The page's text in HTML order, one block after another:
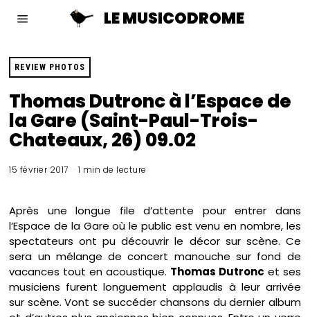
LE MUSICODROME
REVIEW PHOTOS
Thomas Dutronc à l’Espace de
la Gare (Saint-Paul-Trois-
Chateaux, 26) 09.02
15 février 2017 1 min de lecture
Après une longue file d’attente pour entrer dans
l’Espace de la Gare où le public est venu en nombre, les
spectateurs ont pu découvrir le décor sur scène. Ce
sera un mélange de concert manouche sur fond de
vacances tout en acoustique. Thomas Dutronc et ses
musiciens furent longuement applaudis à leur arrivée
sur scène. Vont se succéder chansons du dernier album